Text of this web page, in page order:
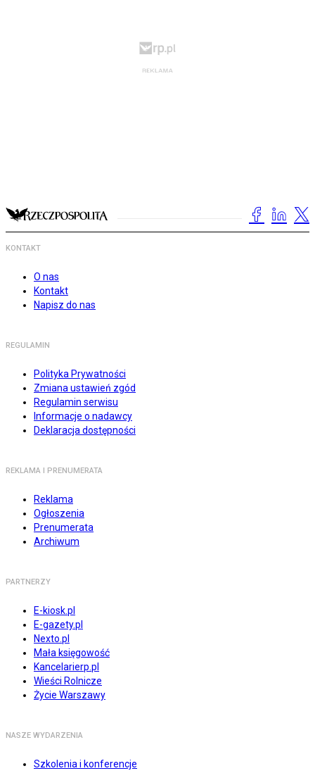
KONTAKT
O nas
Kontakt
Napisz do nas
REGULAMIN
Polityka Prywatności
Zmiana ustawień zgód
Regulamin serwisu
Informacje o nadawcy
Deklaracja dostępności
REKLAMA I PRENUMERATA
Reklama
Ogłoszenia
Prenumerata
Archiwum
PARTNERZY
E-kiosk.pl
E-gazety.pl
Nexto.pl
Mała księgowość
Kancelarierp.pl
Wieści Rolnicze
Życie Warszawy
NASZE WYDARZENIA
Szkolenia i konferencje